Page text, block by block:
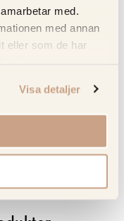
med.
med annan
eller som de har
Visa detaljer